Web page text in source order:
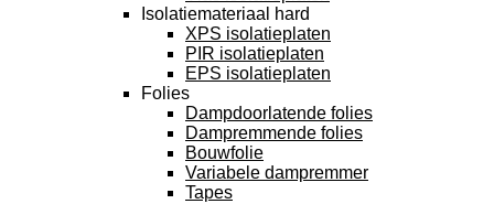
Isolatiemateriaal hard
XPS isolatieplaten
PIR isolatieplaten
EPS isolatieplaten
Folies
Dampdoorlatende folies
Dampremmende folies
Bouwfolie
Variabele dampremmer
Tapes